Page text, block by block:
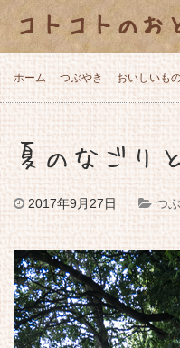
コトコトのお
ホーム つぶやき おいしいも
夏のなごり
2017年9月27日 つ